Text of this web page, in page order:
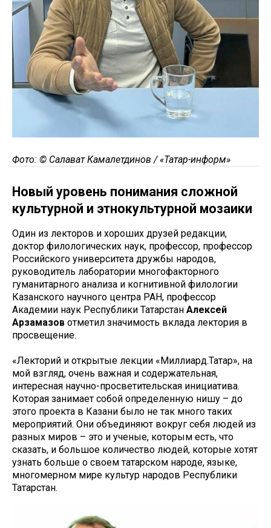
Фото: © Салават Камалетдинов / «Татар-информ»
Новый уровень понимания сложной
культурной и этнокультурной мозаики
Один из лекторов и хороших друзей редакции,
доктор филологических наук, профессор, профессор
Российского университета дружбы народов,
руководитель лаборатории многофакторного
гуманитарного анализа и когнитивной филологии
Казанского научного центра РАН, профессор
Академии наук Республики Татарстан Алексей
Арзамазов отметил значимость вклада лектория в
просвещение.
«Лекторий и открытые лекции «Миллиард.Татар», на
мой взгляд, очень важная и содержательная,
интересная научно-просветительская инициатива.
Которая занимает собой определенную нишу – до
этого проекта в Казани было не так много таких
мероприятий. Они объединяют вокруг себя людей из
разных миров – это и ученые, которым есть, что
сказать, и большое количество людей, которые хотят
узнать больше о своем татарском народе, языке,
многомерном мире культур народов Республики
Татарстан.